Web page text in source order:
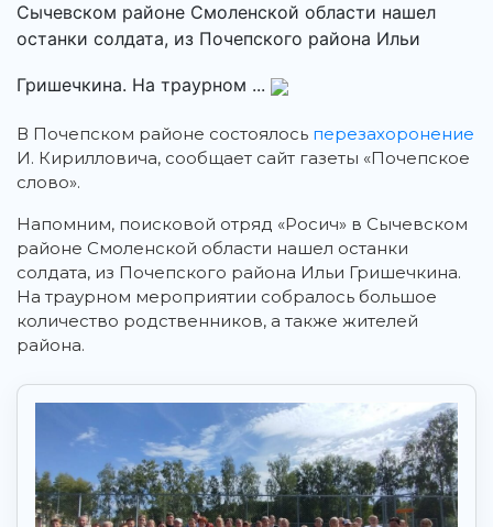
Сычевском районе Смоленской области нашел
останки солдата, из Почепского района Ильи
Гришечкина. На траурном ...
В Почепском районе состоялось перезахоронение
И. Кирилловича, сообщает сайт газеты «Почепское
слово».
Напомним, поисковой отряд «Росич» в Сычевском
районе Смоленской области нашел останки
солдата, из Почепского района Ильи Гришечкина.
На траурном мероприятии собралось большое
количество родственников, а также жителей
района.